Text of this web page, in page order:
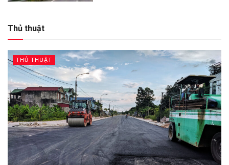
Thủ thuật
THỦ THUẬT